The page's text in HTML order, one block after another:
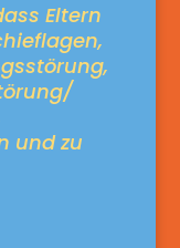
Eltern
und zu